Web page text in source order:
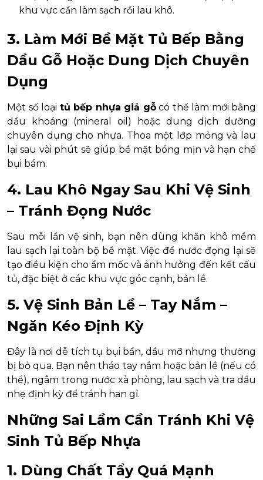
khu vực cần làm sạch rồi lau khô.
3. Làm Mới Bề Mặt Tủ Bếp Bằng
Dầu Gỗ Hoặc Dung Dịch Chuyên
Dụng
Một số loại tủ bếp nhựa giả gỗcó thể làm mới bằng
dầu khoáng (mineral oil) hoặc dung dịch dưỡng
chuyên dụng cho nhựa. Thoa một lớp mỏng và lau
lại sau vài phút sẽ giúp bề mặt bóng mịn và hạn chế
bụi bám.
4. Lau Khô Ngay Sau Khi Vệ Sinh
– Tránh Đọng Nước
Sau mỗi lần vệ sinh, bạn nên dùng khăn khô mềm
lau sạch lại toàn bộ bề mặt. Việc để nước đọng lại sẽ
tạo điều kiện cho ẩm mốc và ảnh hưởng đến kết cấu
tủ, đặc biệt ở các khu vực góc cạnh, bản lề.
5. Vệ Sinh Bản Lề – Tay Nắm –
Ngăn Kéo Định Kỳ
Đây là nơi dễ tích tụ bụi bẩn, dầu mỡ nhưng thường
bị bỏ qua. Bạn nên tháo tay nắm hoặc bản lề (nếu có
thể), ngâm trong nước xà phòng, lau sạch và tra dầu
nhẹ định kỳ để tránh han gỉ.
Những Sai Lầm Cần Tránh Khi Vệ
Sinh Tủ Bếp Nhựa
1. Dùng Chất Tẩy Quá Mạnh